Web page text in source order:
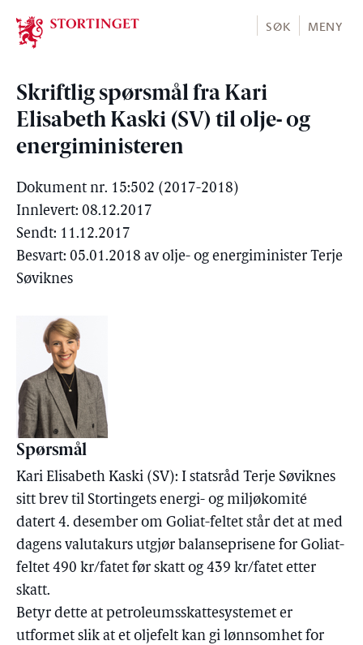
Stortinget.no
SØK MENY
Skriftlig spørsmål fra Kari
Elisabeth Kaski (SV) til olje- og
energiministeren
Dokument nr. 15:502 (2017-2018)
Innlevert: 08.12.2017
Sendt: 11.12.2017
Besvart: 05.01.2018 av olje- og energiminister Terje
Søviknes
Spørsmål
Kari Elisabeth Kaski (SV): I statsråd Terje Søviknes
sitt brev til Stortingets energi- og miljøkomité
datert 4. desember om Goliat-feltet står det at med
dagens valutakurs utgjør balanseprisene for Goliat-
feltet 490 kr/fatet før skatt og 439 kr/fatet etter
skatt.
Betyr dette at petroleumsskattesystemet er
utformet slik at et oljefelt kan gi lønnsomhet for